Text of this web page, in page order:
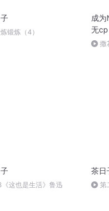
锻炼（4）
成为
无cp
撒
《这也是生活》鲁迅
茶日
第